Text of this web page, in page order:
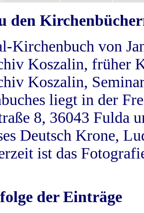
den
Kirchenbuch von
Koszalin, früher
Koszalin,
liegt in der
8, 36043 Fulda
Deutsch Krone,
ist das
der Einträge